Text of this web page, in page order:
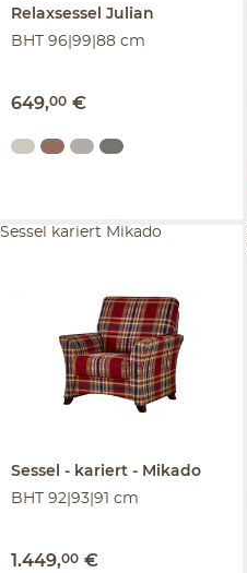
Relaxsessel Julian
BHT 96|99|88 cm
649,00 €
Sessel kariert
Mikado
BHT 92|93|91 cm
1.449,00 €
Sessel kariert Mikado